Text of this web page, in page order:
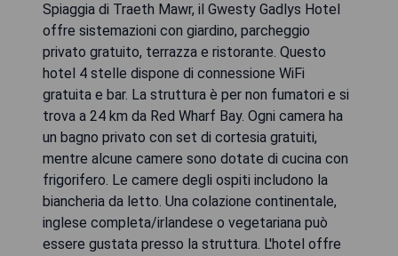
Spiaggia di Traeth Mawr, il Gwesty Gadlys Hotel
offre sistemazioni con giardino, parcheggio
privato gratuito, terrazza e ristorante. Questo
hotel 4 stelle dispone di connessione WiFi
gratuita e bar. La struttura è per non fumatori e si
trova a 24 km da Red Wharf Bay. Ogni camera ha
un bagno privato con set di cortesia gratuiti,
mentre alcune camere sono dotate di cucina con
frigorifero. Le camere degli ospiti includono la
biancheria da letto. Una colazione continentale,
inglese completa/irlandese o vegetariana può
essere gustata presso la struttura. L'hotel offre